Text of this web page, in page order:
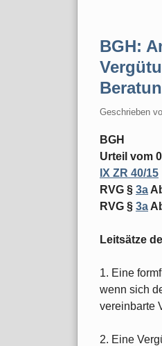
BGH:
Geschrieben
BGH
Urteil vom
IX ZR 40/15
RVG § 3a
RVG § 3a
Leitsätze
1. Eine
wenn sich
vereinbarte
2. Eine